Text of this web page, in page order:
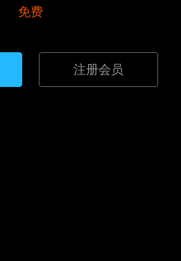
免费
注册会员